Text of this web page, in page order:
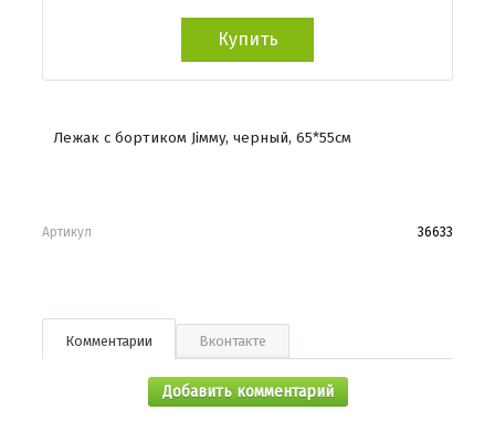
Купить
Лежак с бортиком Jiммy, черный, 65*55см
Артикул 36633
Комментарии Вконтакте
Добавить комментарий